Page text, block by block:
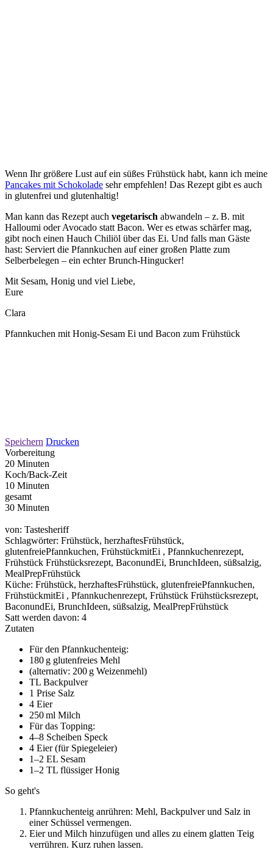
Wenn Ihr größere Lust auf ein süßes Frühstück habt, kann ich meine
Pancakes mit Schokolade sehr empfehlen! Das Rezept gibt es auch
in glutenfrei und glutenhaltig!
Man kann das Rezept auch vegetarisch abwandeln – z. B. mit
Halloumi oder Avocado statt Bacon. Wer es etwas schärfer mag,
gibt noch einen Hauch Chiliöl über das Ei. Und falls man Gäste
hast: Serviert die Pfannkuchen auf einer großen Platte zum
Selberbelegen – ein echter Brunch-Hingucker!
Mit Sesam, Honig und viel Liebe,
Eure
Clara
Pfannkuchen mit Honig-Sesam Ei und Bacon zum Frühstück
Speichern Drucken
Vorbereitung
20 Minuten
Koch/Back-Zeit
10 Minuten
gesamt
30 Minuten
von: Tastesheriff
Schlagwörter: Frühstück, herzhaftesFrühstück,
glutenfreiePfannkuchen, FrühstückmitEi , Pfannkuchenrezept,
Frühstück Frühstücksrezept, BaconundEi, BrunchIdeen, süßsalzig,
MealPrepFrühstück
Küche: Frühstück, herzhaftesFrühstück, glutenfreiePfannkuchen,
FrühstückmitEi , Pfannkuchenrezept, Frühstück Frühstücksrezept,
BaconundEi, BrunchIdeen, süßsalzig, MealPrepFrühstück
Satt werden davon: 4
Zutaten
Für den Pfannkuchenteig:
180 g glutenfreies Mehl
(alternativ: 200 g Weizenmehl)
TL Backpulver
1 Prise Salz
4 Eier
250 ml Milch
Für das Topping:
4–8 Scheiben Speck
4 Eier (für Spiegeleier)
1–2 EL Sesam
1–2 TL flüssiger Honig
So geht's
Pfannkuchenteig anrühren: Mehl, Backpulver und Salz in
einer Schüssel vermengen.
Eier und Milch hinzufügen und alles zu einem glatten Teig
verrühren. Kurz ruhen lassen.